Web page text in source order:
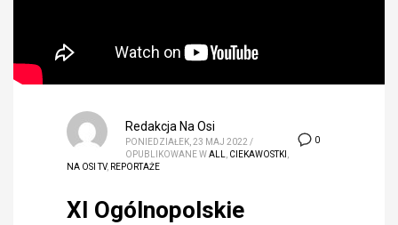
0
Redakcja Na Osi
PONIEDZIAŁEK, 23 MAJ 2022 /
OPUBLIKOWANE WALL CIEKAWOSTKI
NA OSI TV, REPORTAŻE
XI Ogólnopolskie